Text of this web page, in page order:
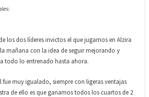
los dos líderes invictos el que jugamos en Alzira
mañana con la idea de seguir mejorando y
todo lo entrenado hasta ahora.
fue muy igualado, siempre con ligeras ventajas
de ello es que ganamos todos los cuartos de 2